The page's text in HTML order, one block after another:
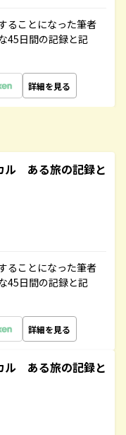
ることになった筆者
45日間の記録と記
詳細を見る
ル ある旅の記録と
ることになった筆者
45日間の記録と記
詳細を見る
ル ある旅の記録と